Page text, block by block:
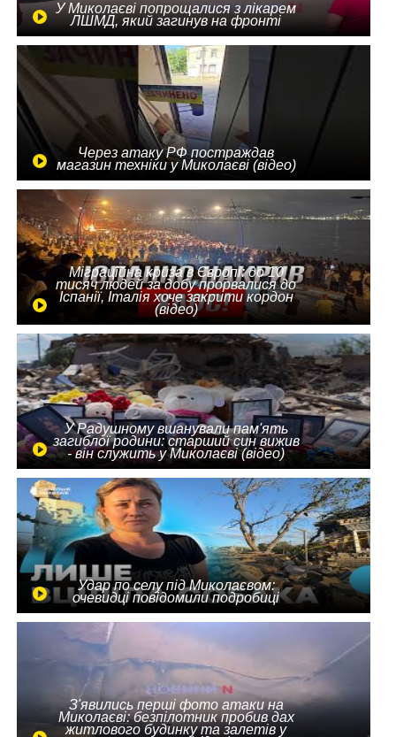
У Миколаєві попрощалися з лікарем
ЛШМД, який загинув на фронті
Через атаку РФ постраждав
магазин техніки у Миколаєві (відео)
Міграційна криза в Європі: до 10
тисяч людей за добу прорвалися до
Іспанії, Італія хоче закрити кордон
(відео)
У Радушному вшанували пам'ять
загиблої родини: старший син вижив
- він служить у Миколаєві (відео)
Удар по селу під Миколаєвом:
очевидці повідомили подробиці
З'явились перші фото атаки на
Миколаєві: безпілотник пробив дах
житлового будинку та залетів у